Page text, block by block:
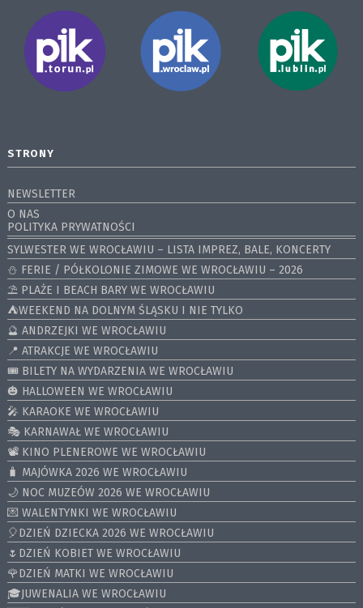
STRONY
NEWSLETTER
O NAS
POLITYKA PRYWATNOŚCI
SYLWESTER WE WROCŁAWIU – LISTA IMPREZ, BALE, KONCERTY
⛄️ FERIE / PÓŁKOLONIE ZIMOWE WE WROCŁAWIU – 2026
⛱️ PLAŻE I BEACH BARY WE WROCŁAWIU
⛺️WEEKEND NA DOLNYM ŚLĄSKU I NIE TYLKO
🔮 ANDRZEJKI WE WROCŁAWIU
📍 ATRAKCJE WE WROCŁAWIU
🎟️ BILETY NA WYDARZENIA WE WROCŁAWIU
🎃 HALLOWEEN WE WROCŁAWIU
🎤 KARAOKE WE WROCŁAWIU
🎭 KARNAWAŁ WE WROCŁAWIU
📽️ KINO PLENEROWE WE WROCŁAWIU
🧳 MAJÓWKA 2026 WE WROCŁAWIU
🌙 NOC MUZEÓW 2026 WE WROCŁAWIU
💌 WALENTYNKI WE WROCŁAWIU
🎈DZIEŃ DZIECKA 2026 WE WROCŁAWIU
🌷DZIEŃ KOBIET WE WROCŁAWIU
🌹DZIEŃ MATKI WE WROCŁAWIU
🎓JUWENALIA WE WROCŁAWIU